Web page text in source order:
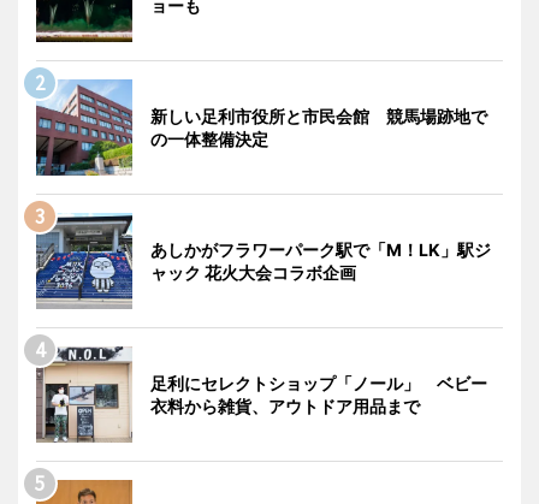
ョーも
新しい足利市役所と市民会館 競馬場跡地で
の一体整備決定
あしかがフラワーパーク駅で「M！LK」駅ジ
ャック 花火大会コラボ企画
足利にセレクトショップ「ノール」 ベビー
衣料から雑貨、アウトドア用品まで